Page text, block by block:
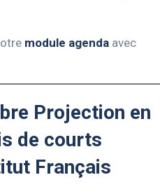
module agenda avec
Projection en
de courts
Français